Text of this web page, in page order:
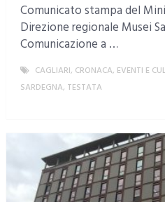
Comunicato stampa del
Direzione regionale Musei
Comunicazione a …
CAGLIARI, CRONACA, EVENTI E
SARDEGNA, TESTATA